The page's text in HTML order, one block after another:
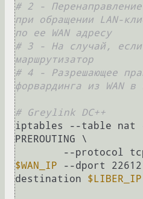
# 2 -
при обращении LAN-
по ее WAN адресу
# 3 - На случай,
маршрутизатор
# 4 - Разрешающее
форвардинга из WAN в
# Greylink DC++
iptables --table nat
PREROUTING \
$WAN_IP --dport
destination $LIBER_IP